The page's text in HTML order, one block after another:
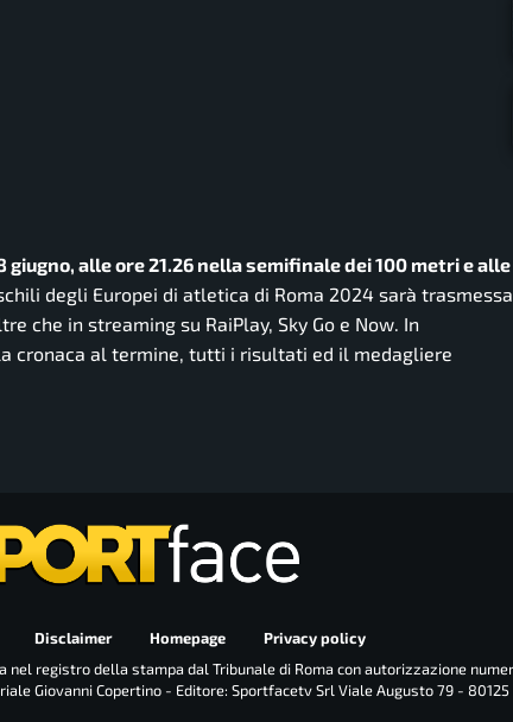
alle ore 21.26 nella semifinale dei 100 metri e alle
degli Europei di atletica di Roma 2024 sarà trasmessa
che in streaming su RaiPlay, Sky Go e Now. In
cronaca al termine, tutti i risultati ed il medagliere
Disclaimer Homepage
Privacy policy
registro della stampa dal Tribunale di Roma con autorizzazione
Giovanni Copertino - Editore: Sportfacetv Srl Viale Augusto 79 - 80125